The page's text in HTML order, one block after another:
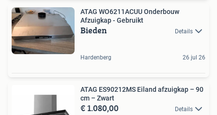
ATAG WO6211ACUU Onderbouw
Afzuigkap - Gebruikt
Bieden Details
Hardenberg 26 jul 26
ATAG ES90212MS Eiland afzuigkap – 90
cm – Zwart
€ 1.080,00 Details